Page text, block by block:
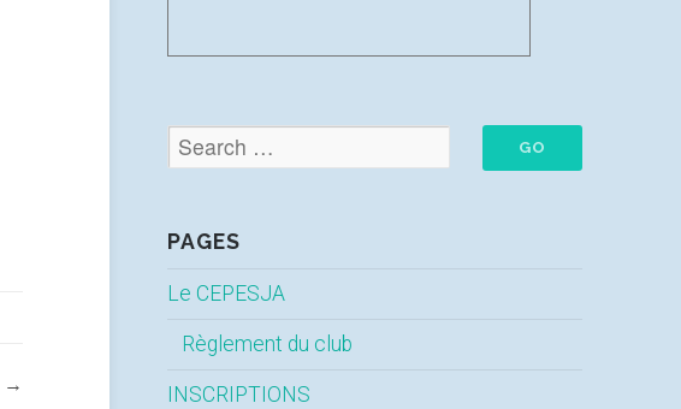
→
PAGES
Le CEPESJA
Règlement du club
INSCRIPTIONS